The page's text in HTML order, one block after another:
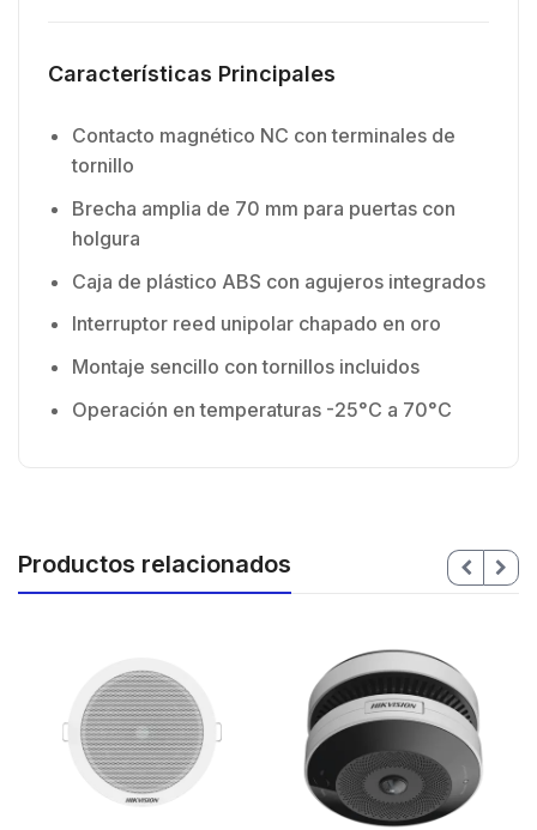
Características Principales
Contacto magnético NC con terminales de
tornillo
Brecha amplia de 70 mm para puertas con
holgura
Caja de plástico ABS con agujeros integrados
Interruptor reed unipolar chapado en oro
Montaje sencillo con tornillos incluidos
Operación en temperaturas -25°C a 70°C
Productos relacionados